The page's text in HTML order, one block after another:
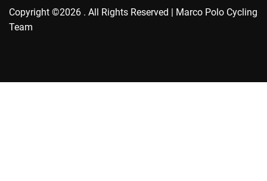
Copyright ©2026 . All Rights Reserved | Marco Polo Cycling
Team